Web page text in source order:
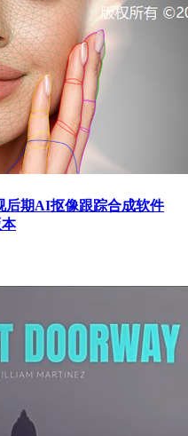
后期AI抠像跟踪合成软件